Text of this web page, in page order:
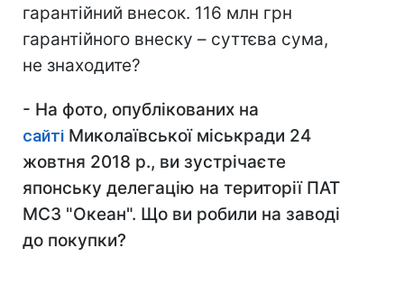
гарантійний внесок. 116 млн грн
гарантійного внеску – суттєва сума,
не знаходите?
- На фото, опублікованих на
сайті Миколаївської міськради 24
жовтня 2018 р., ви зустрічаєте
японську делегацію на території ПАТ
МСЗ "Океан". Що ви робили на заводі
до покупки?